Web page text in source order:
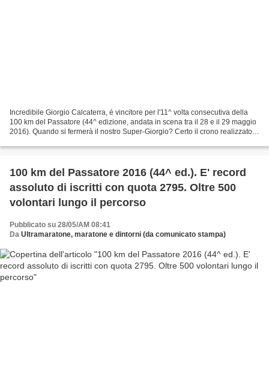
Incredibile Giorgio Calcaterra, é vincitore per l'11^ volta consecutiva della
100 km del Passatore (44^ edizione, andata in scena tra il 28 e il 29 maggio
2016). Quando si fermerà il nostro Super-Giorgio? Certo il crono realizzato
100 km del Passatore 2016 (44^ ed.). E' record
assoluto di iscritti con quota 2795. Oltre 500
volontari lungo il percorso
Pubblicato su 28/05/AM 08:41
Da Ultramaratone, maratone e dintorni (da comunicato stampa)